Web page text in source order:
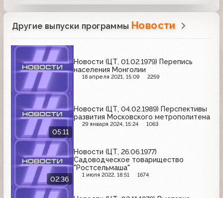
Другие выпуски программы Новости
Новости (ЦТ, 01.02.1979) Перепись
населения Монголии
18 апреля 2021, 15:09 2259
05:11
Новости (ЦТ, 04.02.1989) Перспективы
развития Московского метрополитена
29 января 2024, 15:24 1063
02:36
Новости (ЦТ, 26.06.1977)
Садоводческое товарищество
"Ростсельмаша"
1 июля 2022, 18:51 1674